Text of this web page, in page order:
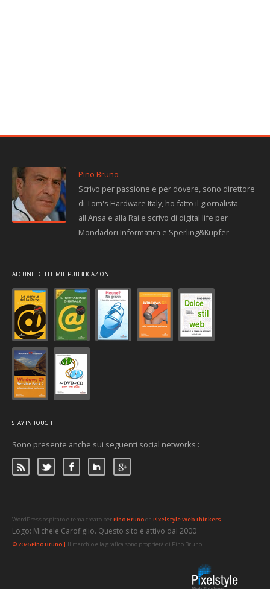
Pino Bruno
Scrivo per passione e per dovere, sono direttore
di Tom's Hardware Italy, ho fatto il giornalista
all'Ansa e alla Rai e scrivo di digital life per
Mondadori Informatica e Sperling&Kupfer
ALCUNE DELLE MIE PUBBLICAZIONI
STAY IN TOUCH
Sono presente anche sui seguenti social networks :
WordPress ospitato e tema creato perPino Brunoda Pixelstyle Web Thinkers
Logo: Michele Carofiglio. Questo sito è attivo dal 2000
© 2026 Pino Bruno | Il marchio e la grafica sono proprietà di Pino Bruno